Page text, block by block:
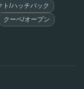
ト/ハッチバック
クーペ/オープン